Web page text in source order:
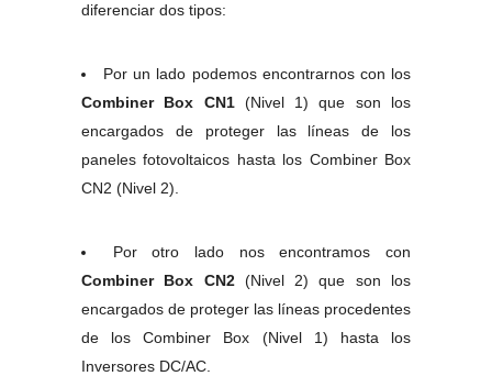
diferenciar dos tipos:
Por un lado podemos encontrarnos con los
Combiner Box CN1(Nivel 1) que son los
encargados de proteger las líneas de los
paneles fotovoltaicos hasta los Combiner Box
CN2 (Nivel 2).
Por otro lado nos encontramos con
Combiner Box CN2(Nivel 2) que son los
encargados de proteger las líneas procedentes
de los Combiner Box (Nivel 1) hasta los
Inversores DC/AC.